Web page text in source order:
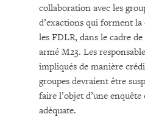
collaboration avec les
d’exactions qui forment
les FDLR, dans le cadre
armé M23. Les
impliqués de manière
groupes devraient être
faire l’objet d’une
adéquate.